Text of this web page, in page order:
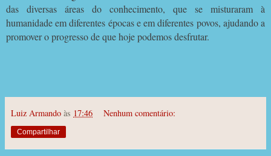
das diversas áreas do conhecimento, que se misturaram à
humanidade em diferentes épocas e em diferentes povos, ajudando a
promover o progresso de que hoje podemos desfrutar.
Luiz Armando às 17:46 Nenhum comentário:
Compartilhar